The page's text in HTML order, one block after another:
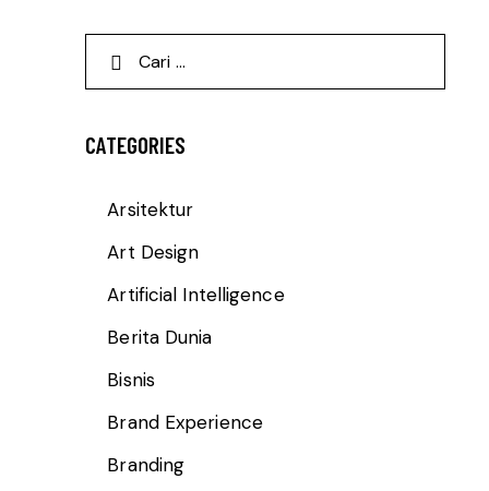
CATEGORIES
Arsitektur
Art Design
Artificial Intelligence
Berita Dunia
Bisnis
Brand Experience
Branding